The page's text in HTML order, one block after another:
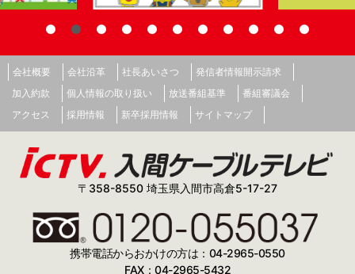
会社概要 会社沿革 社長あいさつ
発信者情報開示請求
加入約款
個人情報の取り扱い 放送番組基準
番組審議会
アクセス
採用情報 新卒採用情報 サイトマップ
〒358-8550 埼玉県入間市高倉5-17-27
携帯電話からおかけの方は：04-2965-0550
FAX：04-2965-5432